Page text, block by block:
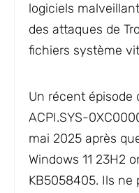
logiciels
des attaques de
fichiers système
Un récent épisode
ACPI.SYS-
mai 2025 après
Windows 11 23H2
KB5058405. Ils